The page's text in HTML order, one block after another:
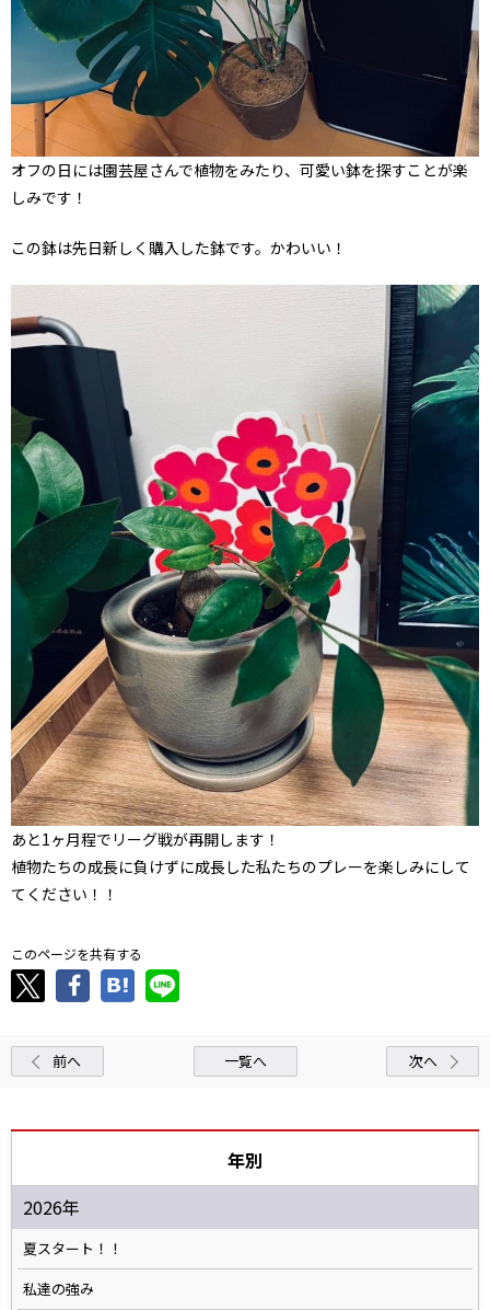
オフの日には園芸屋さんで植物をみたり、可愛い鉢を探すことが楽
しみです！
この鉢は先日新しく購入した鉢です。かわいい！
あと1ヶ月程でリーグ戦が再開します！
植物たちの成長に負けずに成長した私たちのプレーを楽しみにして
てください！！
このページを共有する
前へ 一覧へ 次へ
年別
2026年
夏スタート！！
私達の強み